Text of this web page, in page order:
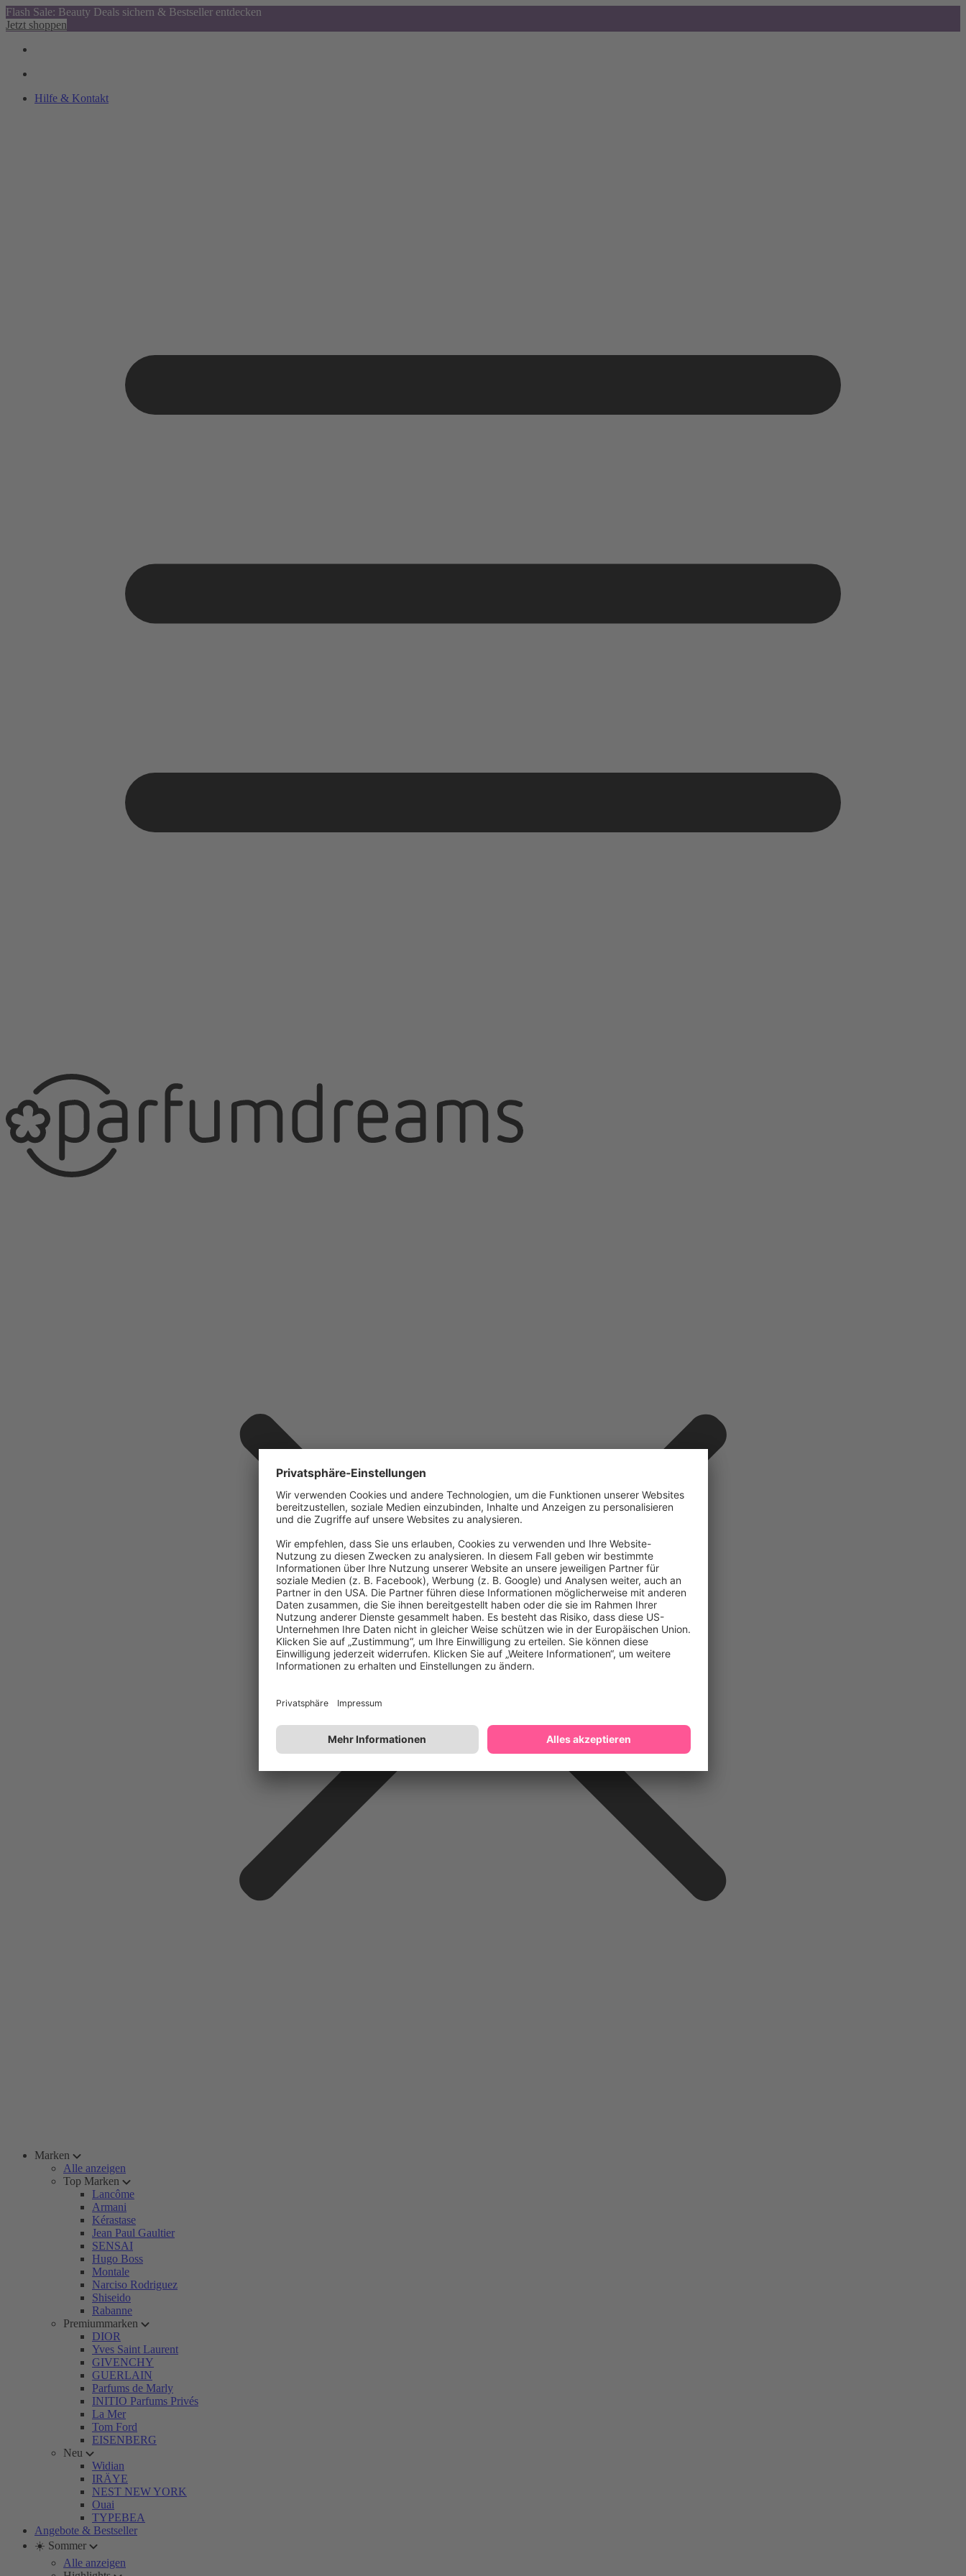
Flash Sale: Beauty Deals sichern & Bestseller entdecken
Jetzt shoppen
Hilfe & Kontakt
Marken
Alle anzeigen
Top Marken
Lancôme
Armani
Kérastase
Jean Paul Gaultier
SENSAI
Hugo Boss
Montale
Narciso Rodriguez
Shiseido
Rabanne
Premiummarken
DIOR
Yves Saint Laurent
GIVENCHY
GUERLAIN
Parfums de Marly
INITIO Parfums Privés
La Mer
Tom Ford
EISENBERG
Neu
Widian
IRÄYE
NEST NEW YORK
Ouai
TYPEBEA
Angebote & Bestseller
☀️ Sommer
Alle anzeigen